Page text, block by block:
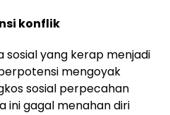
konflik
yang kerap menjadi
mengoyak
sosial perpecahan
ini gagal menahan diri